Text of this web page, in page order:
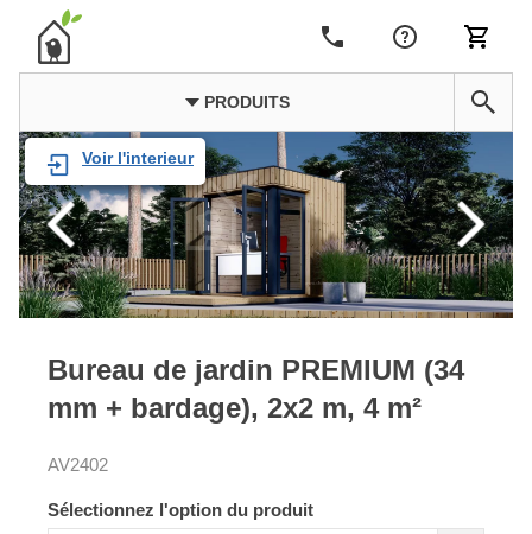
PRODUITS
Voir l'interieur
Bureau de jardin PREMIUM (34
mm + bardage), 2x2 m, 4 m²
AV2402
Sélectionnez l'option du produit